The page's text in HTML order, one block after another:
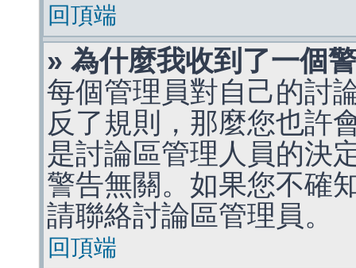
回頂端
» 為什麼我收到了一個
每個管理員對自己的討
反了規則，那麼您也許
是討論區管理人員的決
警告無關。如果您不確
請聯絡討論區管理員。
回頂端